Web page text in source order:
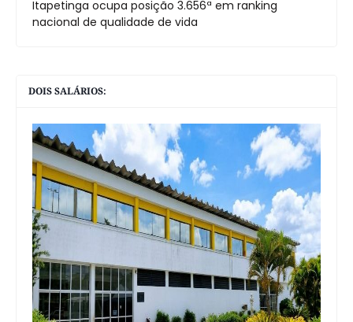
Itapetinga ocupa posição 3.656ª em ranking
nacional de qualidade de vida
DOIS SALÁRIOS: